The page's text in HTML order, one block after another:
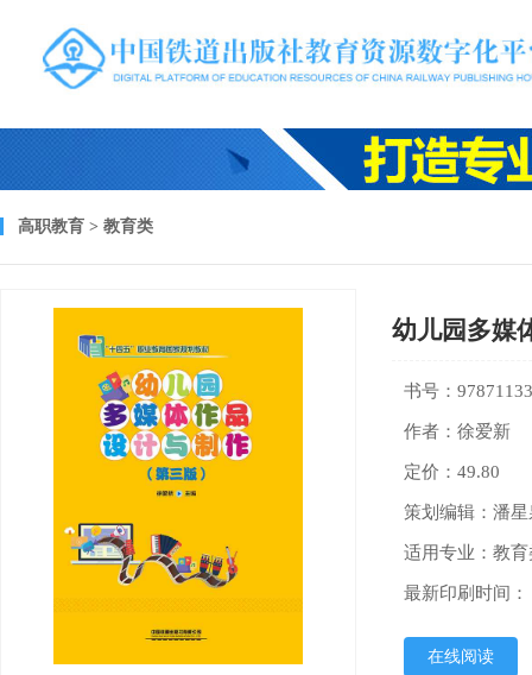
高职教育 > 教育类
幼儿园多媒
书号：
作者：徐爱新
定价：49.80
策划编辑：潘星
适用专业：教育
最新印刷时间：
在线阅读